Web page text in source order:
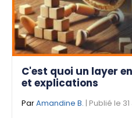
C'est quoi un layer
et explications
ParAmandine B. | Publié le